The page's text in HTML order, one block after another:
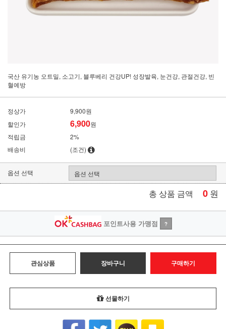
국산 유기농 오트밀, 소고기, 블루베리 건강UP! 성장발육, 눈건강, 관절건강, 빈
혈예방
정상가
9,900원
할인가
6,900원
적립금
2%
배송비
(조건)
옵션 선택
총 상품 금액 0 원
포인트사용 가맹점 ?
관심상품 장바구니 구매하기
선물하기